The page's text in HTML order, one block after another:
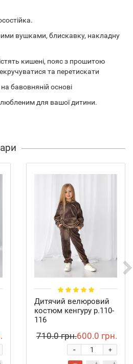
вушками, блискавку, накладну
кишені, пояс з прошитою
та перетискати
бавовняній основі
для вашої дитини.
Дитячий велюровий
костюм кенгуру р.110-
116
710.0 грн.600.0 грн.
+
-